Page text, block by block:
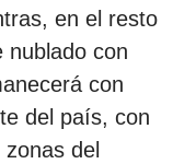
en el resto
nublado con
con
del país, con
del